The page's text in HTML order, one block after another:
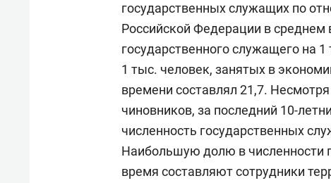
государственных служащих по
Российской Федерации в среднем
государственного служащего на
1 тыс. человек, занятых в
времени составлял 21,7.
чиновников, за последний 10-
численность государственных
Наибольшую долю в численности
время составляют сотрудники